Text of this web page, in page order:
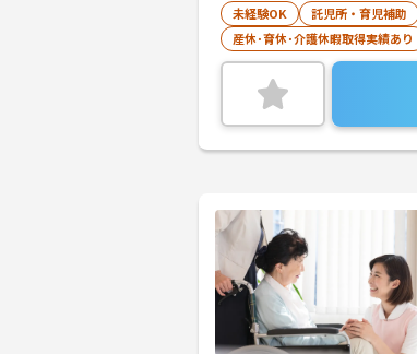
未経験OK 託児所・育児補助
産休･育休･介護休暇取得実績あり